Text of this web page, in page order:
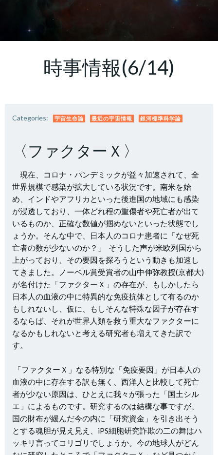
時事情報(6/14)
Categories: 宇宙生命論 最近の宇宙情報 銀河標準科学論
〈ファクターＸ〉
現在、コロナ・パンデミックが益々加速されて、全
世界規模で感染が拡大している状況です。南米を始
め、インドやアフリカといった後進国の地域にも感染
が浸透しており、一体どれ程の重傷者や死亡者が出て
いるものか、正確な数値が掴めないといった状態でし
ょうか。そんな中で、
日本人のコロナ患者に「なぜ死
亡者の数が少ないのか？」 そうした声が米欧列国から
上がっており、その要因を探ろうという動きも加速し
てきました。ノーベル賞受賞者の山中伸弥教授(京都大)
が名付けた「ファクターＸ」の存在が、もしかしたら
日本人の血液の中に特異的な免疫抗体として有るのか
もしれないし、仮に、もしそんな特殊な因子が存在す
るならば、それが世界人類を救う重大なファクターに
なるかもしれないと考える研究者も増えてきた訳で
す。
「ファクターＸ」なる特別な「免疫要因」が日本人の
血液の中に存在する訳も無く、西洋人と比較して死亡
者が少ない原因は、ひとえに我々が張った「国土シル
エ」によるものです。研究するのは結構な事ですが、
国の財布が緩んだ今の内に「研究資金」を引き出そう
とする魂胆が見え見え、iPS細胞研究詐欺の二の舞はハ
ッキリ言ってコリゴリでしょうか。今の地球人がどん